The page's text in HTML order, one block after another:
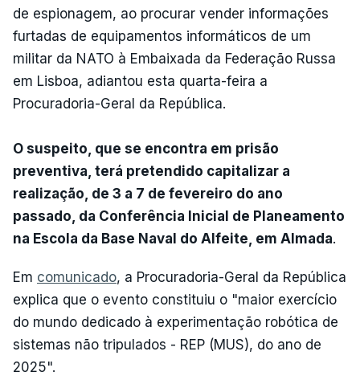
de espionagem, ao procurar vender informações
furtadas de equipamentos informáticos de um
militar da NATO à Embaixada da Federação Russa
em Lisboa, adiantou esta quarta-feira a
Procuradoria-Geral da República.
O suspeito, que se encontra em prisão
preventiva, terá pretendido capitalizar a
realização, de 3 a 7 de fevereiro do ano
passado, da Conferência Inicial de Planeamento
na Escola da Base Naval do Alfeite, em Almada.
Em comunicado, a Procuradoria-Geral da República
explica que o evento constituiu o "maior exercício
do mundo dedicado à experimentação robótica de
sistemas não tripulados - REP (MUS), do ano de
2025".